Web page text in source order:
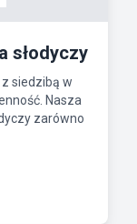
słodyczy
z siedzibą w
Nasza
zarówno